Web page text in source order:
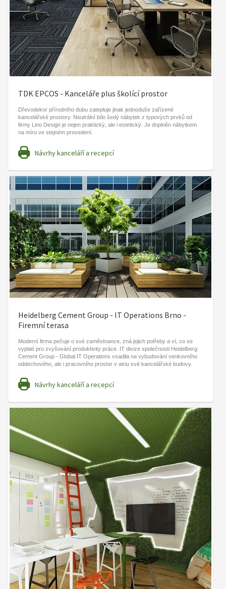
TDK EPCOS - Kanceláře plus školící prostor
Dřevodekor přírodního dubu zatepluje jinak jednoduše zařízené
kancelářské prostory. Neutrální bílo šedý nábytek z typových prvků od
firmy Lino Design je nejen praktický, ale i estetický. Je doplněn nábytkem
na míru ve stejném provedení.
Návrhy kanceláří a recepcí
Heidelberg Cement Group - IT Operations Brno -
Firemní terasa
Moderní firma pečuje o své zaměstnance, zná jejich potřeby a ví, co se
vyplatí pro zvyšování produktivity práce. IT divize společnosti Heidelberg
Cement Group - Global IT Operations vsadila na vybudování venkovního
oddechového, ale i pracovního prostor v atriu své kancelářské budovy.
Návrhy kanceláří a recepcí